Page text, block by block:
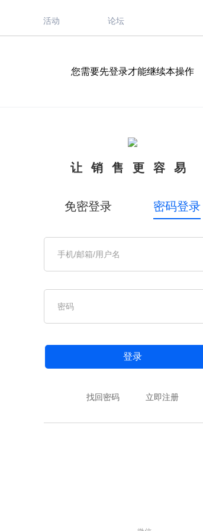
活动 论坛
您需要先登录才能继续本操作
让销售更容易
免密登录 密码登录
登录
找回密码 立即注册